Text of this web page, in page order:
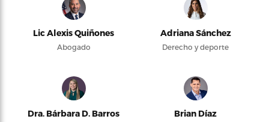
Lic Alexis Quiñones
Abogado
Adriana Sánchez
Derecho y deporte
Dra. Bárbara D. Barros Brian Díaz